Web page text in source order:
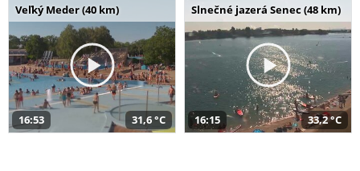
Veľký Meder (40 km)
16:53 31,6 °C
Slnečné jazerá Senec (48 km)
16:15 33,2 °C